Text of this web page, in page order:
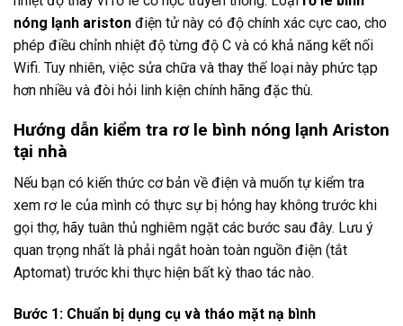
nóng lạnh ariston điện tử này có độ chính xác cực cao, cho
phép điều chỉnh nhiệt độ từng độ C và có khả năng kết nối
Wifi. Tuy nhiên, việc sửa chữa và thay thế loại này phức tạp
hơn nhiều và đòi hỏi linh kiện chính hãng đặc thù.
Hướng dẫn kiểm tra rơ le bình nóng lạnh Ariston
tại nhà
Nếu bạn có kiến thức cơ bản về điện và muốn tự kiểm tra
xem rơ le của mình có thực sự bị hỏng hay không trước khi
gọi thợ, hãy tuân thủ nghiêm ngặt các bước sau đây. Lưu ý
quan trọng nhất là phải ngắt hoàn toàn nguồn điện (tắt
Aptomat) trước khi thực hiện bất kỳ thao tác nào.
Bước 1: Chuẩn bị dụng cụ và tháo mặt nạ bình